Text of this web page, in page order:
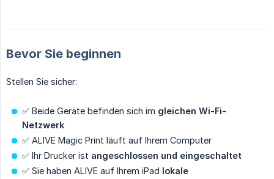
Bevor Sie beginnen
Stellen Sie sicher:
✅ Beide Geräte befinden sich im gleichen Wi-Fi-
Netzwerk
✅ ALIVE Magic Print läuft auf Ihrem Computer
✅ Ihr Drucker ist angeschlossen und eingeschaltet
✅ Sie haben ALIVE auf Ihrem iPad lokale